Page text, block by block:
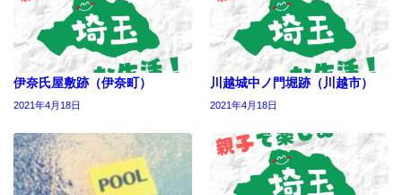
伊奈氏屋敷跡（伊奈町）
2021年4月18日
川越城中ノ門堀跡（川越市）
2021年4月18日